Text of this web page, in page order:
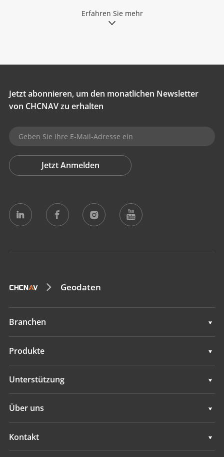
Erfahren Sie mehr
Jetzt abonnieren, um den monatlichen Newsletter
von CHCNAV zu erhalten
Jetzt Anmelden
Geodaten
Branchen
Geodaten
Navigation
Produkte
Geodaten
Navigation
Unterstützung
Über uns
Übersicht
Kontakt